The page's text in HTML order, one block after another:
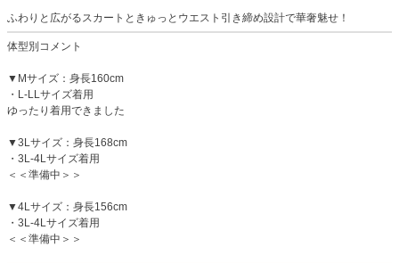
ふわりと広がるスカートときゅっとウエスト引き締め設計で華奢魅せ！
体型別コメント
▼Mサイズ：身長160cm
・L-LLサイズ着用
ゆったり着用できました
▼3Lサイズ：身長168cm
・3L-4Lサイズ着用
＜＜準備中＞＞
▼4Lサイズ：身長156cm
・3L-4Lサイズ着用
＜＜準備中＞＞